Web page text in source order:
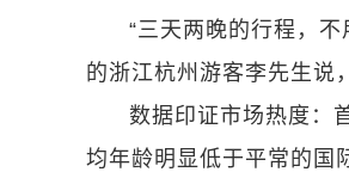
“三天两晚的行程，
的浙江杭州游客李先生说
数据印证市场热度：
均年龄明显低于平常的国